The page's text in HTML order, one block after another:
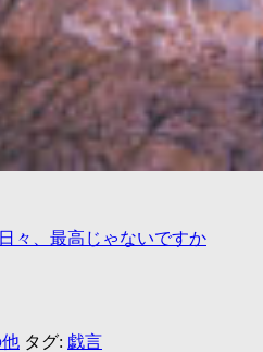
々、最高じゃないですか
タグ: 戯言